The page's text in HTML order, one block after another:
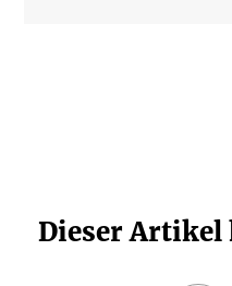
Dieser Artikel